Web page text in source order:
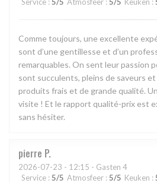
Comme toujours, une excellente
sont d’une gentillesse et d’un
remarquables. On sent leur passion
sont succulents, pleins de saveurs
produits frais et de grande qualité.
visite ! Et le rapport qualité-prix est
sans hésiter.
pierre P
2026-07-23 - 12:15 - Gasten 4
Service : 5/5 Atmosfeer : 5/5 Keuken :